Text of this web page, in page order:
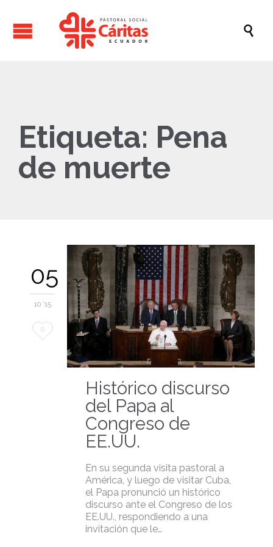

Etiqueta: Pena
de muerte
05
10 '15
Love
0
Histórico discurso
del Papa al
Congreso de
EE.UU.
En su segunda visita pastoral a
América, y luego de visitar Cuba,
el Papa pronunció un histórico
discurso ante el Congreso de los
EE.UU., respondiendo a una
invitación que le…